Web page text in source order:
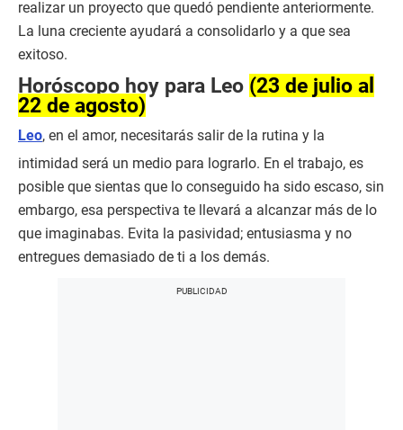
realizar un proyecto que quedó pendiente anteriormente.
La luna creciente ayudará a consolidarlo y a que sea
exitoso.
Horóscopo hoy para Leo (23 de julio al
22 de agosto)
Leo, en el amor, necesitarás salir de la rutina y la
intimidad será un medio para lograrlo. En el trabajo, es
posible que sientas que lo conseguido ha sido escaso, sin
embargo, esa perspectiva te llevará a alcanzar más de lo
que imaginabas. Evita la pasividad; entusiasma y no
entregues demasiado de ti a los demás.